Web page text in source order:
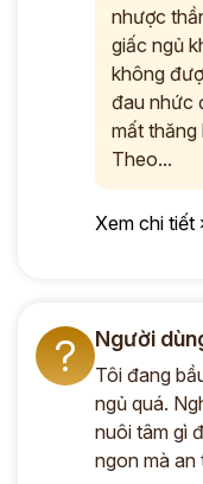
nhược
giấc ngủ
không
đau nhức
mất thăng
Theo...
Xem chi tiết
? Người
Tôi đang
ngủ quá.
nuôi tâm gì
ngon mà an